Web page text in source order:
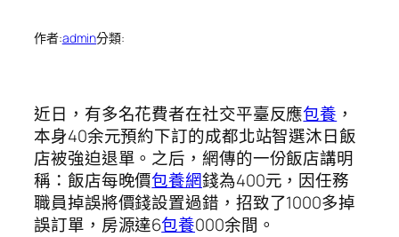
作者:admin分類:
近日，有多名花費者在社交平臺反應包養 ，
本身40余元預約下訂的成都北站智選沐日飯
店被強迫退單。之后，網傳的一份飯店講明
稱：飯店每晚價包養網錢為400元，因任務
職員掉誤將價錢設置過錯，招致了1000多掉
誤訂單，房源達6包養000余間。